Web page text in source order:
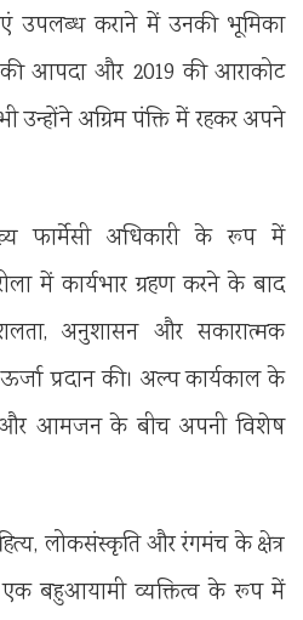
उपलब्ध कराने में उनकी भूमिका
की आपदा और 2019 की आराकोट
उन्होंने अग्रिम पंक्ति में रहकर अपने
फार्मेसी अधिकारी के रूप में
में कार्यभार ग्रहण करने के बाद
अनुशासन और सकारात्मक
प्रदान की। अल्प कार्यकाल के
और आमजन के बीच अपनी विशेष
लोकसंस्कृति और रंगमंच के क्षेत्र
एक बहुआयामी व्यक्तित्व के रूप में